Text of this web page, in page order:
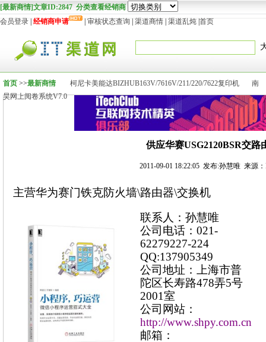
[最新商情]文章ID:2847 分类查看经销商
会员登录 经销商申请 审核状态查询 渠道商情 渠道乱炖 首页
首页 >>最新商情 柯尼卡美能达BIZHUB163V/7616V/211/220/7622复印机
南
昊网上阅卷系统V7.0
供应华赛USG2120BSR交路
2011-09-01 18:22:05 发布:孙慧唯 来源
主营华为赛门铁克防火墙\路由器\交换机
联系人：孙慧唯
公司电话：021-
62279227-224
QQ:137905349
公司地址：上海市普
陀区长寿路478弄5号
2001室
公司网站：
http://www.shpy.com.cn
邮箱：